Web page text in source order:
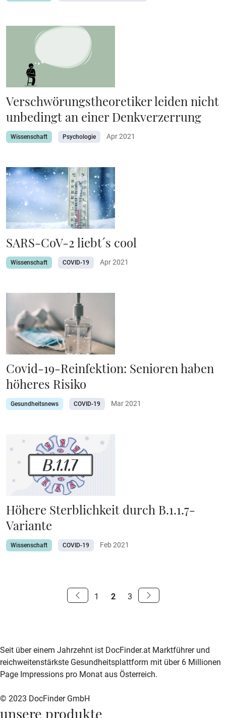
Verschwörungstheoretiker leiden nicht
unbedingt an einer Denkverzerrung
Wissenschaft Psychologie Apr 2021
SARS-CoV-2 liebt´s cool
Wissenschaft COVID-19 Apr 2021
Covid-19-Reinfektion: Senioren haben
höheres Risiko
Gesundheitsnews COVID-19 Mar 2021
Höhere Sterblichkeit durch B.1.1.7-
Variante
Wissenschaft COVID-19 Feb 2021
e
n
a
Zurück
1 2 3
Weiter
zur DocFinder-Startseite
logo icon
Seit über einem Jahrzehnt ist DocFinder.at Marktführer und
reichweitenstärkste Gesundheitsplattform mit über 6 Millionen
Page Impressions pro Monat aus Österreich.
© 2023 DocFinder GmbH
unsere produkte